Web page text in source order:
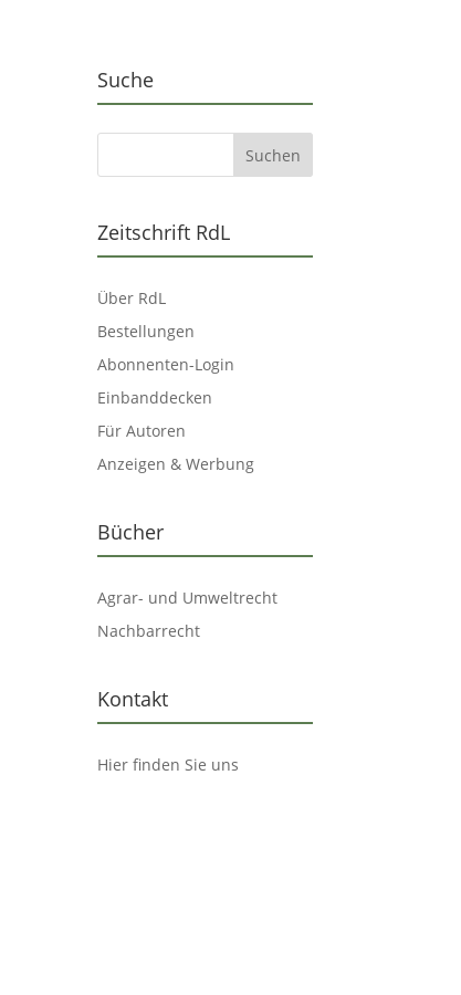
Suche
Zeitschrift RdL
Über RdL
Bestellungen
Abonnenten-Login
Einbanddecken
Für Autoren
Anzeigen & Werbung
Bücher
Agrar- und Umweltrecht
Nachbarrecht
Kontakt
Hier finden Sie uns